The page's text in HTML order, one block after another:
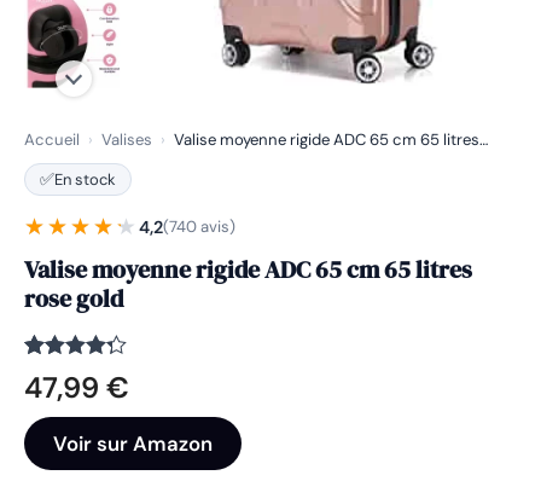
Accueil › Valises › Valise moyenne rigide ADC 65 cm 65 litres…
✅En stock
★★★★★
★★★★★ 4,2(740 avis)
Valise moyenne rigide ADC 65 cm 65 litres
rose gold
Noté 4.2
sur 5
sur
740
notations
client
47,99 €
Voir sur Amazon